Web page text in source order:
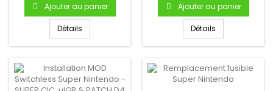
Ajouter au panier
Détails
Ajouter au panier
Détails